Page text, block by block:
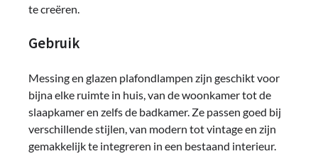
te creëren.
Gebruik
Messing en glazen plafondlampen zijn geschikt voor
bijna elke ruimte in huis, van de woonkamer tot de
slaapkamer en zelfs de badkamer. Ze passen goed bij
verschillende stijlen, van modern tot vintage en zijn
gemakkelijk te integreren in een bestaand interieur.